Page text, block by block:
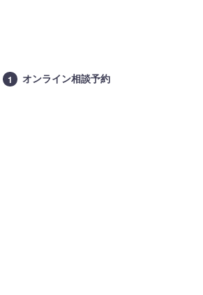
1 オンライン相談予約